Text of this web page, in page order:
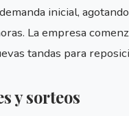
inicial,
La empresa
tandas para
y sorteos